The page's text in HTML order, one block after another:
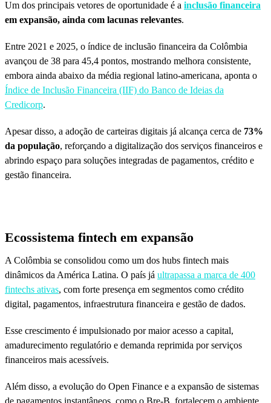
Um dos principais vetores de oportunidade é a inclusão financeira
em expansão, ainda com lacunas relevantes.
Entre 2021 e 2025, o índice de inclusão financeira da Colômbia
avançou de 38 para 45,4 pontos, mostrando melhora consistente,
embora ainda abaixo da média regional latino-americana, aponta o
Índice de Inclusão Financeira (IIF) do Banco de Ideias da
Credicorp.
Apesar disso, a adoção de carteiras digitais já alcança cerca de 73%
da população, reforçando a digitalização dos serviços financeiros e
abrindo espaço para soluções integradas de pagamentos, crédito e
gestão financeira.
Ecossistema fintech em expansão
A Colômbia se consolidou como um dos hubs fintech mais
dinâmicos da América Latina. O país já ultrapassa a marca de 400
fintechs ativas, com forte presença em segmentos como crédito
digital, pagamentos, infraestrutura financeira e gestão de dados.
Esse crescimento é impulsionado por maior acesso a capital,
amadurecimento regulatório e demanda reprimida por serviços
financeiros mais acessíveis.
Além disso, a evolução do Open Finance e a expansão de sistemas
de pagamentos instantâneos, como o Bre-B, fortalecem o ambiente